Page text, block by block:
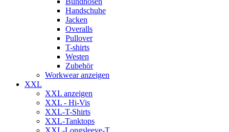
Handschuhe
Jacken
Overalls
Pullover
T-shirts
Westen
Zubehör
Workwear anzeigen
XXL
XXL anzeigen
XXL - Hi-Vis
XXL-T-Shirts
XXL-Tanktops
XXL-Longsleeve-T